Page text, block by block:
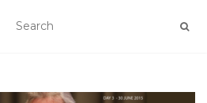
LA NAVIGATION